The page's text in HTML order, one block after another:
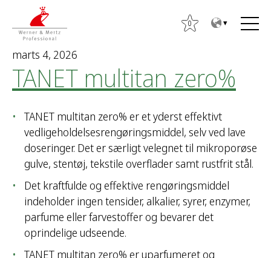
0
marts 4, 2026
TANET multitan zero%
TANET multitan zero% er et yderst effektivt
vedligeholdelsesrengøringsmiddel, selv ved lave
doseringer. Det er særligt velegnet til mikroporøse
gulve, stentøj, tekstile overflader samt rustfrit stål.
Det kraftfulde og effektive rengøringsmiddel
indeholder ingen tensider, alkalier, syrer, enzymer,
parfume eller farvestoffer og bevarer det
oprindelige udseende.
TANET multitan zero% er uparfumeret og